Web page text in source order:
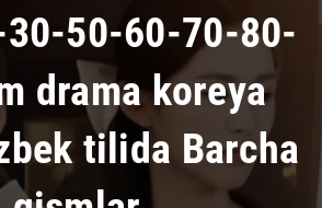
50-60-70-80-
drama koreya
tilida Barcha